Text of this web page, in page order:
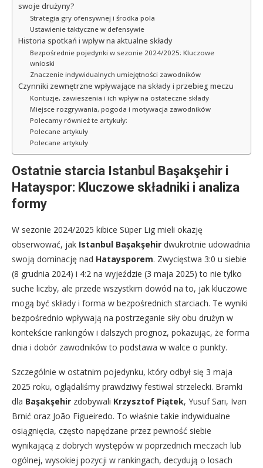
swoje drużyny?
Strategia gry ofensywnej i środka pola
Ustawienie taktyczne w defensywie
Historia spotkań i wpływ na aktualne składy
Bezpośrednie pojedynki w sezonie 2024/2025: Kluczowe
wnioski
Znaczenie indywidualnych umiejętności zawodników
Czynniki zewnętrzne wpływające na składy i przebieg meczu
Kontuzje, zawieszenia i ich wpływ na ostateczne składy
Miejsce rozgrywania, pogoda i motywacja zawodników
Polecamy również te artykuły:
Polecane artykuły
Polecane artykuły
Ostatnie starcia Istanbul Başakşehir i
Hatayspor: Kluczowe składniki i analiza
formy
W sezonie 2024/2025 kibice Süper Lig mieli okazję
obserwować, jak Istanbul Başakşehir dwukrotnie udowadnia
swoją dominację nad Hataysporem. Zwycięstwa 3:0 u siebie
(8 grudnia 2024) i 4:2 na wyjeździe (3 maja 2025) to nie tylko
suche liczby, ale przede wszystkim dowód na to, jak kluczowe
mogą być składy i forma w bezpośrednich starciach. Te wyniki
bezpośrednio wpływają na postrzeganie siły obu drużyn w
kontekście rankingów i dalszych prognoz, pokazując, że forma
dnia i dobór zawodników to podstawa w walce o punkty.
Szczególnie w ostatnim pojedynku, który odbył się 3 maja
2025 roku, oglądaliśmy prawdziwy festiwal strzelecki. Bramki
dla Başakşehir zdobywali Krzysztof Piątek, Yusuf Sarı, Ivan
Brnić oraz João Figueiredo. To właśnie takie indywidualne
osiągnięcia, często napędzane przez pewność siebie
wynikającą z dobrych występów w poprzednich meczach lub
ogólnej, wysokiej pozycji w rankingach, decydują o losach